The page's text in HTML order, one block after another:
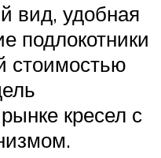
вид, удобная
подлокотники
стоимостью
кресел с